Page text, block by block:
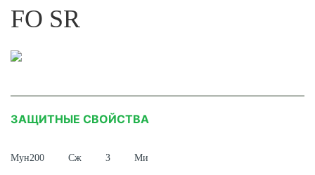
FO SR
ЗАЩИТНЫЕ СВОЙСТВА
Мун200 Сж З Ми